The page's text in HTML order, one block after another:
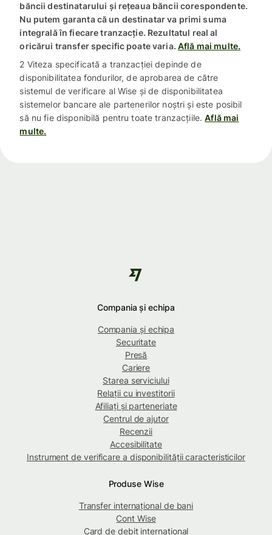
băncii destinatarului și rețeaua băncii corespondente.
Nu putem garanta că un destinatar va primi suma
integrală în fiecare tranzacție. Rezultatul real al
oricărui transfer specific poate varia. Află mai multe.
2 Viteza specificată a tranzacției depinde de
disponibilitatea fondurilor, de aprobarea de către
sistemul de verificare al Wise și de disponibilitatea
sistemelor bancare ale partenerilor noștri și este posibil
să nu fie disponibilă pentru toate tranzacțiile. Află mai
multe.
Compania și echipa
Compania și echipa
Securitate
Presă
Cariere
Starea serviciului
Relații cu investitorii
Afiliați și parteneriate
Centrul de ajutor
Recenzii
Accesibilitate
Instrument de verificare a disponibilității caracteristicilor
Produse Wise
Transfer internațional de bani
Cont Wise
Card de debit internațional